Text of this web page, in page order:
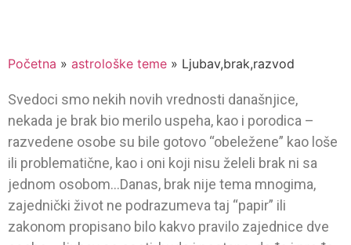
Početna » astrološke teme » Ljubav,brak,razvod
Svedoci smo nekih novih vrednosti današnjice,
nekada je brak bio merilo uspeha, kao i porodica –
razvedene osobe su bile gotovo “obeležene” kao loše
ili problematične, kao i oni koji nisu želeli brak ni sa
jednom osobom…Danas, brak nije tema mnogima,
zajednički život ne podrazumeva taj “papir” ili
zakonom propisano bilo kakvo pravilo zajednice dve